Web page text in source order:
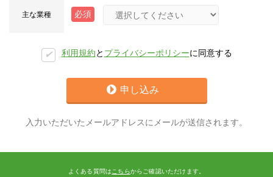
主な業種 必須
✔︎ 利用規約 と プライバシーポリシーに同意する
申し込み
入力いただいたメールアドレスにメールが送信されます。
よくある質問は こちらからご確認いただけます。